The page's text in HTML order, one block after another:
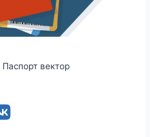
Паспорт вектор